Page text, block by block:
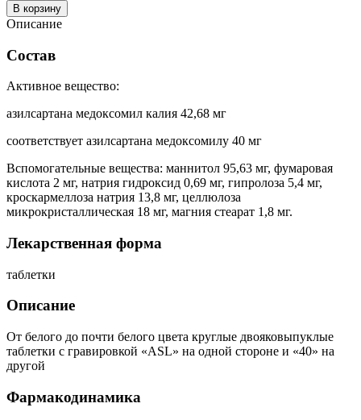
В корзину
Описание
Состав
Активное вещество:
азилсартана медоксомил калия 42,68 мг
соответствует азилсартана медоксомилу 40 мг
Вспомогательные вещества: маннитол 95,63 мг, фумаровая
кислота 2 мг, натрия гидроксид 0,69 мг, гипролоза 5,4 мг,
кроскармеллоза натрия 13,8 мг, целлюлоза
микрокристаллическая 18 мг, магния стеарат 1,8 мг.
Лекарственная форма
таблетки
Описание
От белого до почти белого цвета круглые двояковыпуклые
таблетки с гравировкой «ASL» на одной стороне и «40» на
другой
Фармакодинамика